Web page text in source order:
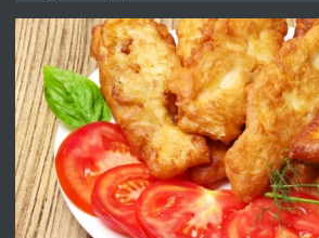
ПРЕДЛАГА Онлайн магазин